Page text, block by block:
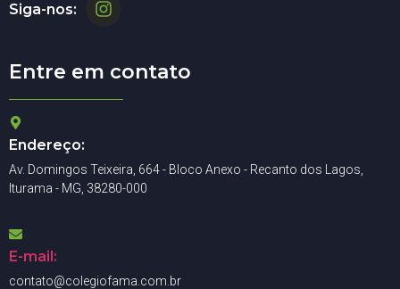
Siga-nos:
Entre em contato
Endereço:
Av. Domingos Teixeira, 664 - Bloco Anexo - Recanto dos Lagos,
Iturama - MG, 38280-000
E-mail:
contato@colegiofama.com.br